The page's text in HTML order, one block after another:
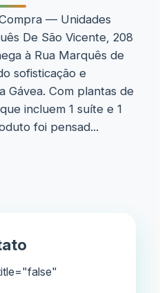
— Unidades
De São Vicente, 208
à Rua Marquês de
sofisticação e
Gávea. Com plantas de
incluem 1 suíte e 1
foi pensad...